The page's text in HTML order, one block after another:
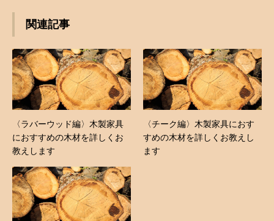
関連記事
〈ラバーウッド編〉木製家具
におすすめの木材を詳しくお
教えします
〈チーク編〉木製家具におす
すめの木材を詳しくお教えし
ます